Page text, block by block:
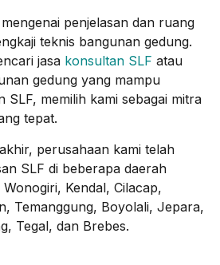
penjelasan dan ruang
teknis bangunan gedung.
jasa konsultan SLF atau
gedung yang mampu
SLF, memilih kami sebagai mitra
tepat.
perusahaan kami telah
SLF di beberapa daerah
Kendal, Cilacap,
Temanggung, Boyolali, Jepara,
Tegal, dan Brebes.